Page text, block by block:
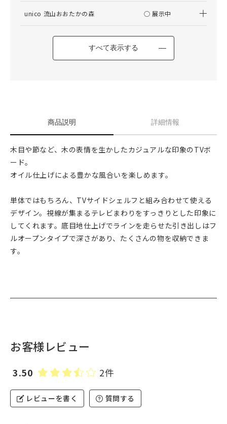
商品説明 詳細情報
木目や節など、木の表情を生かしたカジュアルな印象のTVボ
ード。
オイル仕上げによる豊かな風合いを楽しめます。
単体ではもちろん、TVサイドシェルフと組み合わせて使える
デザイン。視線が集まるテレビまわりをすっきりとした印象に
してくれます。底目地仕上げでラインを走らせた引き出しはフ
ルオープンタイプで深さがあり、たくさんの物を収納できま
す。
お客様レビュー
3.50 2件
レビューを書く 質問する
unico 流山おおたかの森 ○ 展示中
すべて表示する